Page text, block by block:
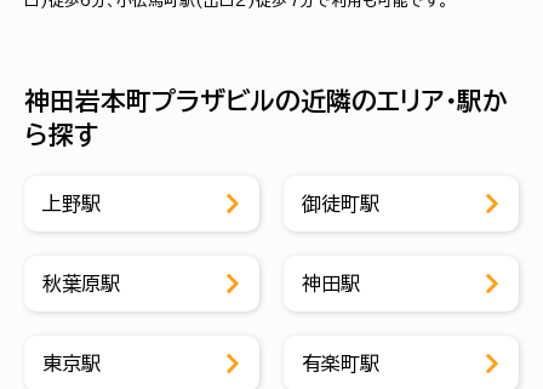
神田岩本町プラザビルの近隣のエリア・駅か
ら探す
上野駅 御徒町駅
秋葉原駅 神田駅
東京駅 有楽町駅